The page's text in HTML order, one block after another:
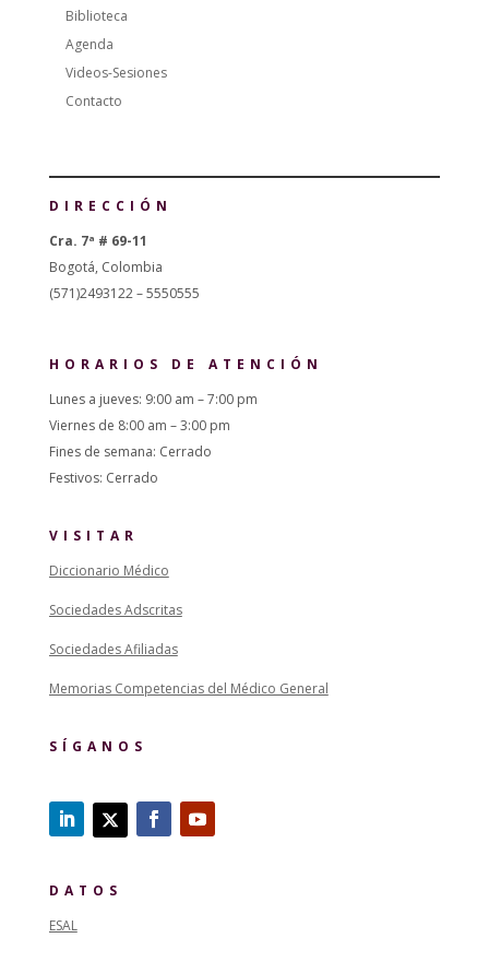
Biblioteca
Agenda
Videos-Sesiones
Contacto
DIRECCIÓN
Cra. 7ª # 69-11
Bogotá, Colombia
(571)2493122 – 5550555
HORARIOS DE ATENCIÓN
Lunes a jueves: 9:00 am – 7:00 pm
Viernes de 8:00 am – 3:00 pm
Fines de semana: Cerrado
Festivos: Cerrado
VISITAR
Diccionario Médico
Sociedades Adscritas
Sociedades Afiliadas
Memorias Competencias del Médico General
SÍGANOS
DATOS
ESAL